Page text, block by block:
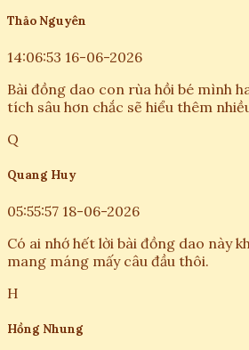
Thảo Nguyên
14:06:53 16-06-2026
Bài đồng dao con rùa hồi bé mình
tích sâu hơn chắc sẽ hiểu thêm
Q
Quang Huy
05:55:57 18-06-2026
Có ai nhớ hết lời bài đồng dao này
mang máng mấy câu đầu thôi.
H
Hồng Nhung